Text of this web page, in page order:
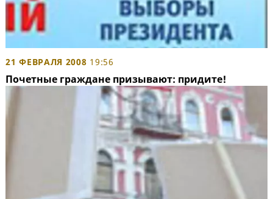
21 ФЕВРАЛЯ 2008 19:56
Почетные граждане призывают: придите!